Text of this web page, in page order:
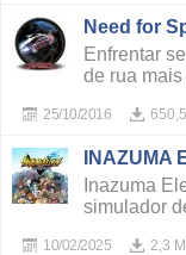
Need for
Enfrentar
de rua
25/10/2016
INAZUMA
Inazuma
simulador
2,3
10/02/2025